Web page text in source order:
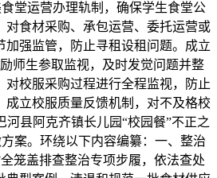
堂运营办理轨制，确保学生食堂公
对食材采购、承包运营、委托运营或
加强监管，防止寻租设租问题。成立
师生参取监视，及时发觉问题并整
对校服采购过程进行全程监视，防止
成立校服质量反馈机制，对不及格校
河县阿克齐镇长儿园“校园餐”不正之
案。环绕以下内容编纂：一、整治
笼盖排查整治专项步履，依法查处